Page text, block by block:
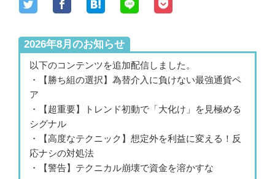
2026年8月のお知らせ
以下のコンテンツを追加配信しました。
・【勝ち組の選択】為替介入に負けない最強通貨ペ
ア
・【超重要】トレンド初動で「大化け」を見極める
シグナル
・【高度なテクニック】想定外を利益に変える！反
応ナシの対処法
・【警告】テクニカル崩壊で資金を溶かすな